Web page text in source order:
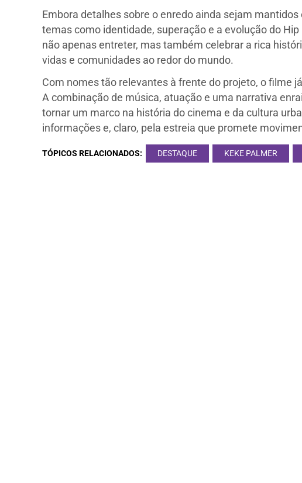
Embora detalhes sobre o enredo ainda sejam
temas como identidade, superação e a evolução do
não apenas entreter, mas também celebrar a rica
vidas e comunidades ao redor do mundo.
Com nomes tão relevantes à frente do projeto, o filme
A combinação de música, atuação e uma narrativa
tornar um marco na história do cinema e da cultura
informações e, claro, pela estreia que promete
TÓPICOS RELACIONADOS: DESTAQUE KEKE PALMER